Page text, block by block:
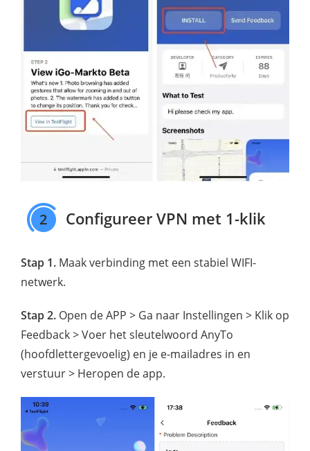
2 Configureer VPN met 1-klik
Stap 1. Maak verbinding met een stabiel WIFI-
netwerk.
Stap 2. Open de APP > Ga naar Instellingen > Klik op
Feedback > Voer het sleutelwoord AnyTo
(hoofdlettergevoelig) en je e-mailadres in en
verstuur > Heropen de app.